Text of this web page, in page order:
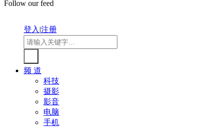
Follow our feed
登入|注册
频 道
科技
摄影
影音
电脑
手机